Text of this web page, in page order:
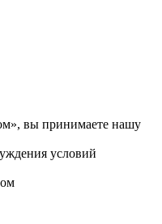
вы принимаете нашу
условий